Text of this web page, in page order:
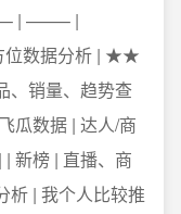
| ——– |
数据分析 | ★★
、销量、趋势查
瓜数据 | 达人/商
新榜 | 直播、商
| 我个人比较推